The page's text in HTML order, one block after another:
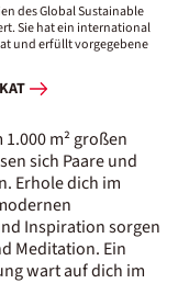
des Global Sustainable
Sie hat ein international
und erfüllt vorgegebene
m² großen
sich Paare und
Erhole dich im
Inspiration sorgen
Meditation. Ein
wart auf dich im